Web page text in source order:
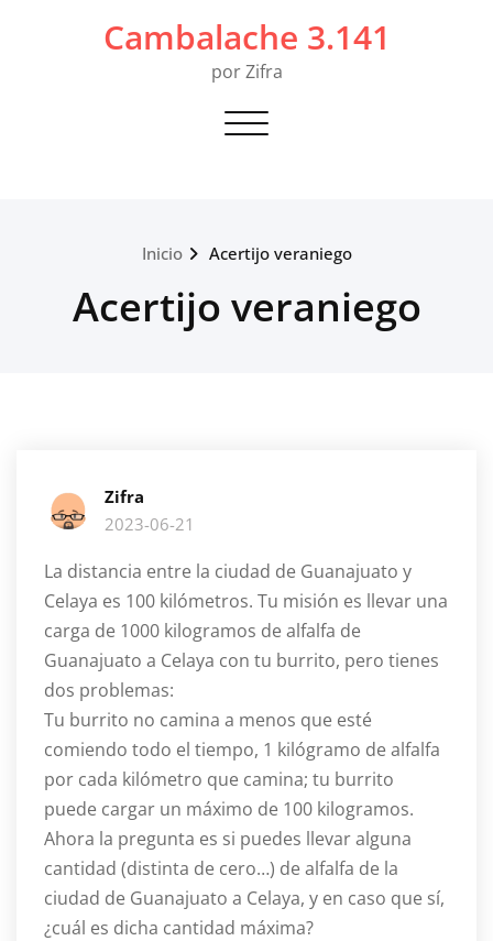
Cambalache 3.141
por Zifra
Alternar navegación
Inicio Acertijo veraniego
Acertijo veraniego
Zifra
2023-06-21
La distancia entre la ciudad de Guanajuato y
Celaya es 100 kilómetros. Tu misión es llevar una
carga de 1000 kilogramos de alfalfa de
Guanajuato a Celaya con tu burrito, pero tienes
dos problemas:
Tu burrito no camina a menos que esté
comiendo todo el tiempo, 1 kilógramo de alfalfa
por cada kilómetro que camina; tu burrito
puede cargar un máximo de 100 kilogramos.
Ahora la pregunta es si puedes llevar alguna
cantidad (distinta de cero…) de alfalfa de la
ciudad de Guanajuato a Celaya, y en caso que sí,
¿cuál es dicha cantidad máxima?